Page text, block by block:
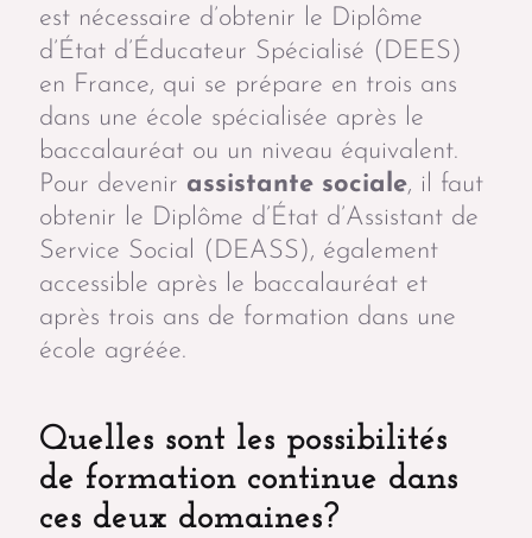
est nécessaire d’obtenir le Diplôme
d’État d’Éducateur Spécialisé (DEES)
en France, qui se prépare en trois ans
dans une école spécialisée après le
baccalauréat ou un niveau équivalent.
Pour devenir assistante sociale, il faut
obtenir le Diplôme d’État d’Assistant de
Service Social (DEASS), également
accessible après le baccalauréat et
après trois ans de formation dans une
école agréée.
Quelles sont les possibilités
de formation continue dans
ces deux domaines?